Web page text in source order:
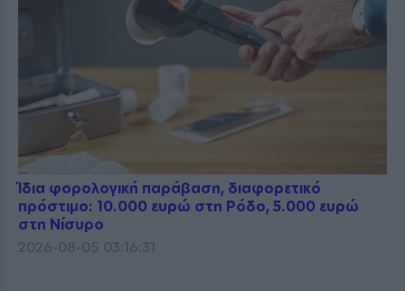
Ίδια φορολογική παράβαση, διαφορετικό
πρόστιμο: 10.000 ευρώ στη Ρόδο, 5.000 ευρώ
στη Νίσυρο
2026-08-05 03:16:31